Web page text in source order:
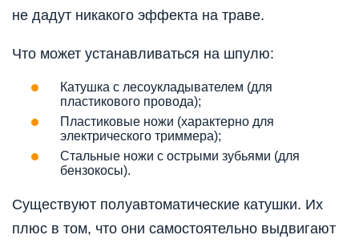
не дадут никакого эффекта на траве.
Что может устанавливаться на шпулю:
Катушка с лесоукладывателем (для
пластикового провода);
Пластиковые ножи (характерно для
электрического триммера);
Стальные ножи с острыми зубьями (для
бензокосы).
Существуют полуавтоматические катушки. Их
плюс в том, что они самостоятельно выдвигают